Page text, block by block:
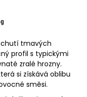
chutí tmavých
profil s typickými
zralé hrozny.
si získává oblibu
směsi.